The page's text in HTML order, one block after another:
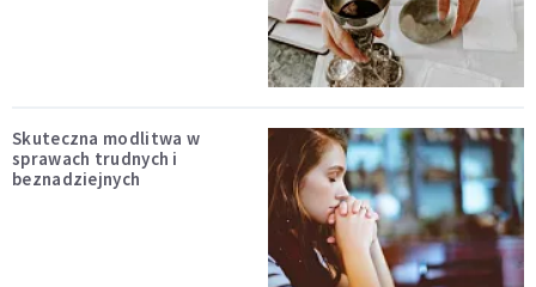
Skuteczna modlitwa w
sprawach trudnych i
beznadziejnych